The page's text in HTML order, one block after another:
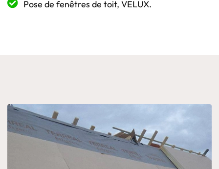
Pose de fenêtres de toit, VELUX.